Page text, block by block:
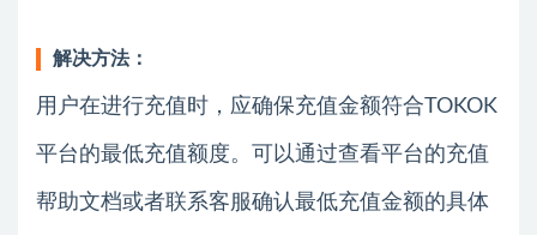
解决方法：
用户在进行充值时，应确保充值金额符合TOKOK
平台的最低充值额度。可以通过查看平台的充值
帮助文档或者联系客服确认最低充值金额的具体